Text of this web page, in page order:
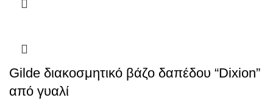
Gilde διακοσμητικό βάζο δαπέδου “Dixion”
από γυαλί